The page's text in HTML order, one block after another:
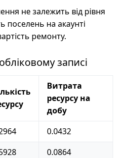
не залежить від рівня
поселень на акаунті
ремонту.
записі
Витрата
ресурсу на
добу
0.0432
0.0864